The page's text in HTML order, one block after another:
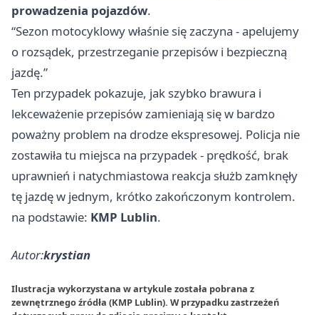
prowadzenia pojazdów.
“Sezon motocyklowy właśnie się zaczyna - apelujemy
o rozsądek, przestrzeganie przepisów i bezpieczną
jazdę.”
Ten przypadek pokazuje, jak szybko brawura i
lekceważenie przepisów zamieniają się w bardzo
poważny problem na drodze ekspresowej. Policja nie
zostawiła tu miejsca na przypadek - prędkość, brak
uprawnień i natychmiastowa reakcja służb zamknęły
tę jazdę w jednym, krótko zakończonym kontrolem.
na podstawie: KMP Lublin.
Autor:krystian
Ilustracja wykorzystana w artykule została pobrana z
zewnętrznego źródła (KMP Lublin). W przypadku zastrzeżeń